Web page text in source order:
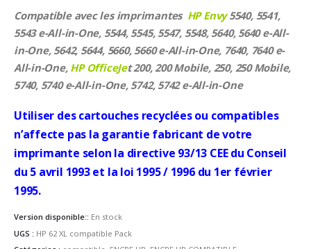
Compatible avec les imprimantes HP Envy5540, 5541,
5543 e-All-in-One, 5544, 5545, 5547, 5548, 5640, 5640 e-All-
in-One, 5642, 5644, 5660, 5660 e-All-in-One, 7640, 7640 e-
All-in-One, HP OfficeJet 200, 200 Mobile, 250, 250 Mobile,
5740, 5740 e-All-in-One, 5742, 5742 e-All-in-One
Utiliser des cartouches recyclées ou compatibles
n’affecte pas la garantie fabricant de votre
imprimante selon la directive 93/13 CEE du Conseil
du 5 avril 1993 et la loi 1995 / 1996 du 1er février
1995.
Version disponible:: En stock
UGS : HP 62 XL compatible Pack